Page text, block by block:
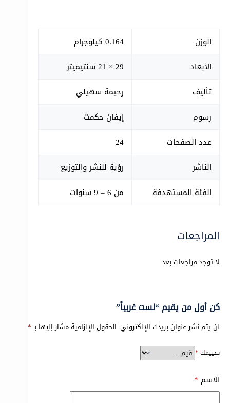
الوزن
0.164 كيلوجرام
الأبعاد
29 × 21 سنتيميتر
تأليف
رحيمة سهيلي
رسوم
إيفان حكمت
عدد الصفحات
24
الناشر
رؤية للنشر والتوزيع
الفئة المستهدفة
من 6 – 9 سنوات
المراجعات
لا توجد مراجعات بعد.
كن أول من يقيم “لست غريباً”
لن يتم نشر عنوان بريدك الإلكتروني. الحقول الإلزامية مشار إليها بـ*
تقييمك*
الاسم *